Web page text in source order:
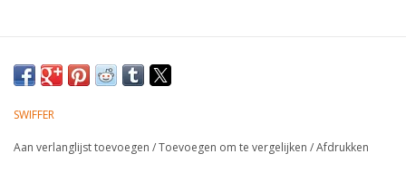
Mepal
Cadeautip / Valentijn
SWIFFER
Aan verlanglijst toevoegen /Toevoegen om te vergelijken /Afdrukken